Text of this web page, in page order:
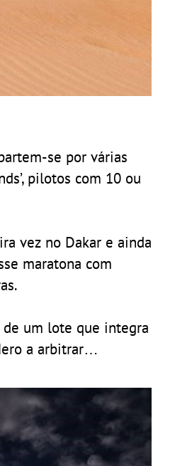
se por várias
pilotos com 10 ou
vez no Dakar e ainda
maratona com
um lote que integra
a arbitrar…